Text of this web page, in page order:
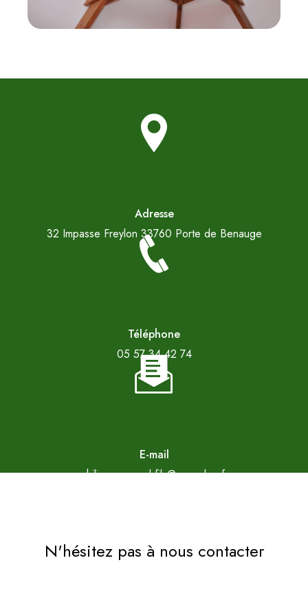
Adresse
32 Impasse Freylon 33760 Porte de Benauge
Téléphone
05 57 34 42 74
E-mail
philippe.arnaud.fils@wanadoo.fr
N'hésitez pas à nous contacter